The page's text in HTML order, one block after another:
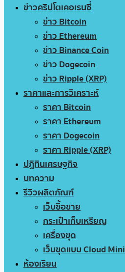
ข่าวคริปโตเคอเรนซี่
ข่าว Bitcoin
ข่าว Ethereum
ข่าว Binance Coin
ข่าว Dogecoin
ข่าว Ripple (XRP)
ราคาและการวิเคราะห์
ราคา Bitcoin
ราคา Ethereum
ราคา Dogecoin
ราคา Ripple (XRP)
ปฏิทินเศรษฐกิจ
บทความ
รีวิวผลิตภัณฑ์
เว็บซื้อขาย
กระเป๋าเก็บเหรียญ
เครื่องขุด
เว็บขุดแบบ Cloud
ห้องเรียน